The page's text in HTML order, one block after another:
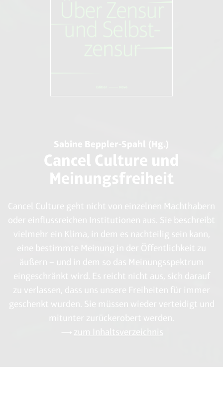
Sabine Beppler-Spahl (Hg.)
Cancel Culture und
Meinungsfreiheit
Cancel Culture geht nicht von einzelnen Machthabern
oder einflussreichen Institutionen aus. Sie beschreibt
vielmehr ein Klima, in dem es nachteilig sein kann,
eine bestimmte Meinung in der Öffentlichkeit zu
äußern – und in dem so das Meinungsspektrum
eingeschränkt wird. Es reicht nicht aus, sich darauf
zu verlassen, dass uns unsere Freiheiten für immer
geschenkt wurden. Sie müssen wieder verteidigt und
mitunter zurückerobert werden.
zum Inhaltsverzeichnis